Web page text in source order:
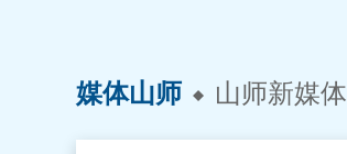
媒体山师  山师新媒体